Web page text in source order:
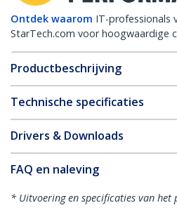
Ontdek waarom IT-professionals
StarTech.com voor hoogwaardige
Productbeschrijving
Technische specificaties
Drivers & Downloads
FAQ en naleving
* Uitvoering en specificaties van het